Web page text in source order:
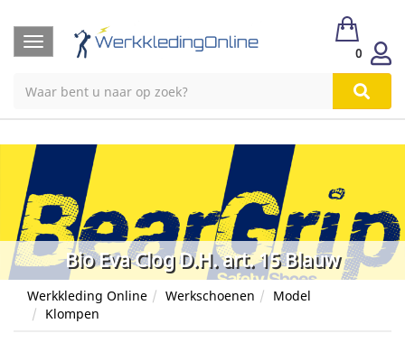
Toggle
navigation
0
Bio Eva Clog D.H. art. 15 Blauw
Werkkleding Online Werkschoenen
Model
Klompen